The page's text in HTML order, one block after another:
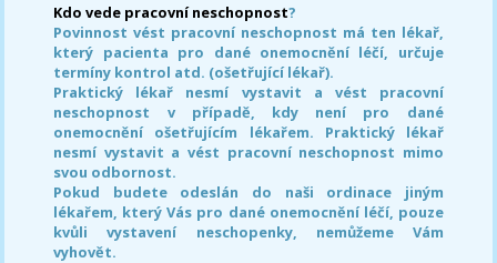
Kdo vede pracovní neschopnost?
Povinnost vést pracovní neschopnost má ten lékař,
který pacienta pro dané onemocnění léčí, určuje
termíny kontrol atd. (ošetřující lékař).
Praktický lékař nesmí vystavit a vést pracovní
neschopnost v případě, kdy není pro dané
onemocnění ošetřujícím lékařem. Praktický lékař
nesmí vystavit a vést pracovní neschopnost mimo
svou odbornost.
Pokud budete odeslán do naši ordinace jiným
lékařem, který Vás pro dané onemocnění léčí, pouze
kvůli vystavení neschopenky, nemůžeme Vám
vyhovět.